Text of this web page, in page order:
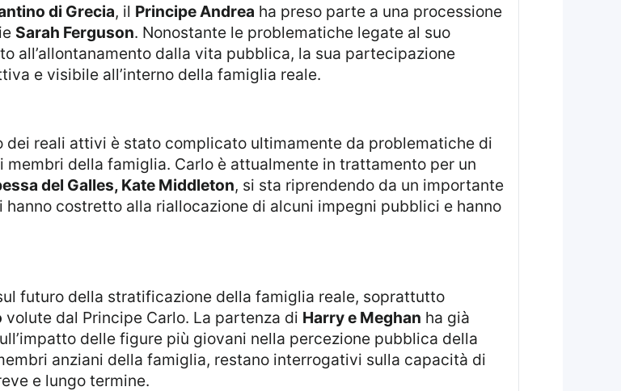
di Grecia, il Principe Andrea ha preso parte a una processione
Sarah Ferguson. Nonostante le problematiche legate al suo
all’allontanamento dalla vita pubblica, la sua partecipazione
e visibile all’interno della famiglia reale.
dei reali attivi è stato complicato ultimamente da problematiche di
della famiglia. Carlo è attualmente in trattamento per un
del Galles, Kate Middleton, si sta riprendendo da un importante
hanno costretto alla riallocazione di alcuni impegni pubblici e hanno
volute dal Principe Carlo. La partenza di Harry e Meghan ha già
delle figure più giovani nella percezione pubblica della
anziani della famiglia, restano interrogativi sulla capacità di
e lungo termine.